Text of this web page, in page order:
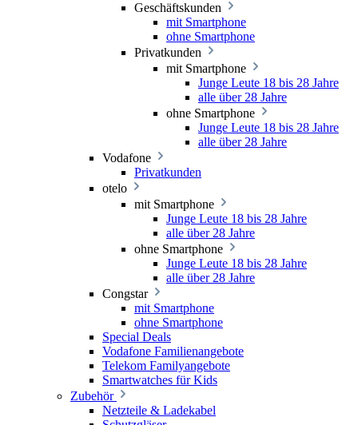
Geschäftskunden
mit Smartphone
ohne Smartphone
Privatkunden
mit Smartphone
Junge Leute 18 bis 28 Jahre
alle über 28 Jahre
ohne Smartphone
Junge Leute 18 bis 28 Jahre
alle über 28 Jahre
Vodafone
Privatkunden
otelo
mit Smartphone
Junge Leute 18 bis 28 Jahre
alle über 28 Jahre
ohne Smartphone
Junge Leute 18 bis 28 Jahre
alle über 28 Jahre
Congstar
mit Smartphone
ohne Smartphone
Special Deals
Vodafone Familienangebote
Telekom Familyangebote
Smartwatches für Kids
Zubehör
Netzteile & Ladekabel